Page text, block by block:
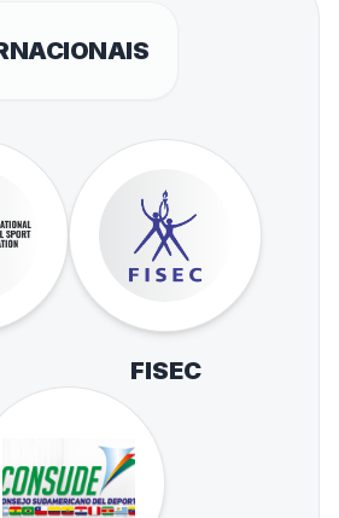
FISEC